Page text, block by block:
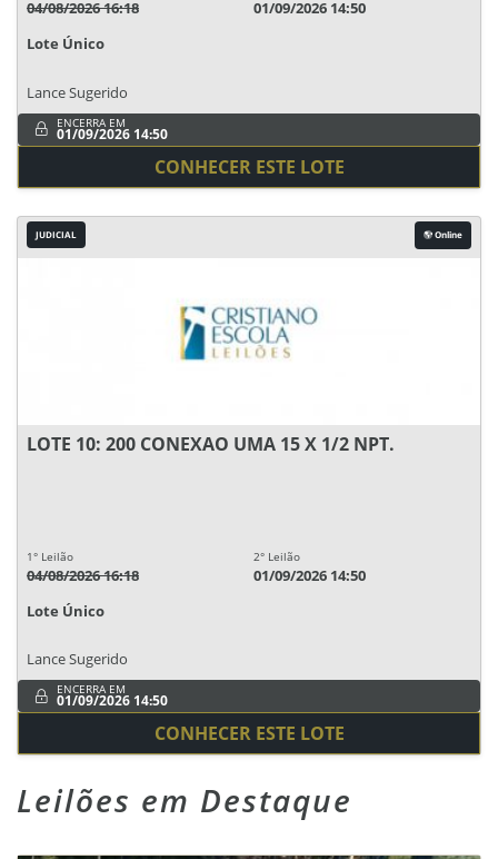
04/08/2026 16:18
01/09/2026 14:50
Lote Único
Lance Sugerido
ENCERRA EM
01/09/2026 14:50
CONHECER ESTE LOTE
JUDICIAL Online
LOTE 10: 200 CONEXAO UMA 15 X 1/2 NPT.
1° Leilão
04/08/2026 16:18
2° Leilão
01/09/2026 14:50
Lote Único
Lance Sugerido
ENCERRA EM
01/09/2026 14:50
CONHECER ESTE LOTE
Leilões em Destaque